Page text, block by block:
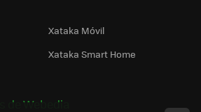
Xataka Móvil
Xataka Smart Home
Webedia